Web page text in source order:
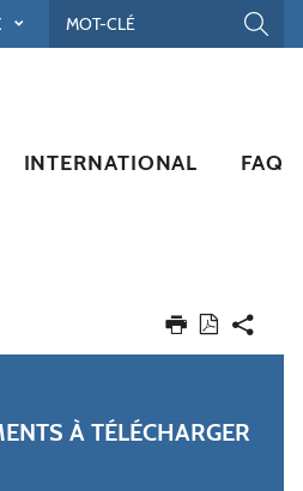
INTERNATIONAL FAQ
À TÉLÉCHARGER